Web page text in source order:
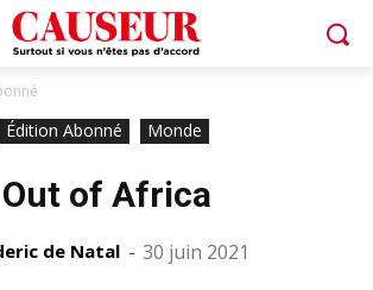
Édition Abonné Monde
Out of Africa
de Natal - 30 juin 2021